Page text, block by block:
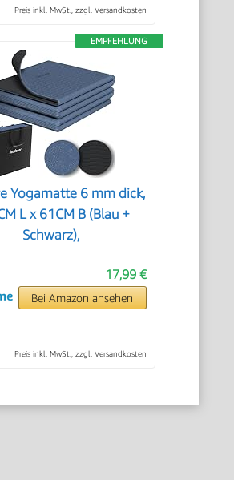
Preis inkl. MwSt., zzgl. Versandkosten
EMPFEHLUNG
Yogamatte 6 mm dick,
L x 61CM B (Blau +
Schwarz),
17,99 €
Bei Amazon ansehen
Preis inkl. MwSt., zzgl. Versandkosten